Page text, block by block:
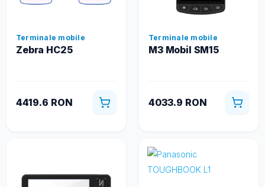
Terminale mobile
Zebra HC25
4419.6 RON
Terminale mobile
M3 Mobil SM15
4033.9 RON